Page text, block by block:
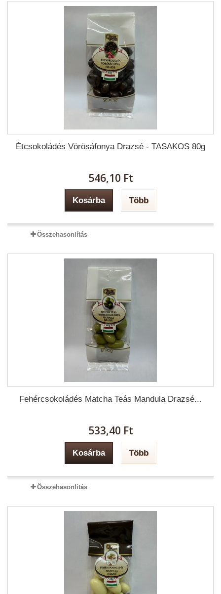
Étcsokoládés Vörösáfonya Drazsé - TASAKOS 80g
546,10 Ft‎
Kosárba Több
Összehasonlítás
Fehércsokoládés Matcha Teás Mandula Drazsé...
533,40 Ft‎
Kosárba Több
Összehasonlítás